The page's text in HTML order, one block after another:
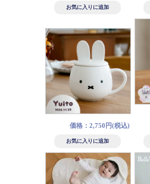
価格：2,750円(税込)